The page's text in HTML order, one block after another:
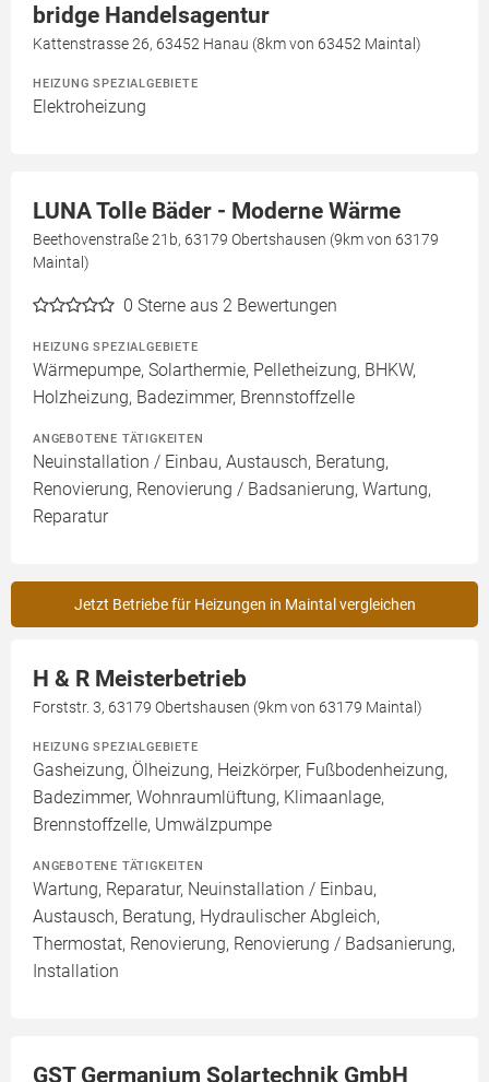
bridge Handelsagentur
Kattenstrasse 26, 63452 Hanau (8km von 63452 Maintal)
HEIZUNG SPEZIALGEBIETE
Elektroheizung
LUNA Tolle Bäder - Moderne Wärme
Beethovenstraße 21b, 63179 Obertshausen (9km von 63179
Maintal)
0 Sterne aus 2 Bewertungen
HEIZUNG SPEZIALGEBIETE
Wärmepumpe, Solarthermie, Pelletheizung, BHKW,
Holzheizung, Badezimmer, Brennstoffzelle
ANGEBOTENE TÄTIGKEITEN
Neuinstallation / Einbau, Austausch, Beratung,
Renovierung, Renovierung / Badsanierung, Wartung,
Reparatur
Jetzt Betriebe für Heizungen in Maintal vergleichen
H & R Meisterbetrieb
Forststr. 3, 63179 Obertshausen (9km von 63179 Maintal)
HEIZUNG SPEZIALGEBIETE
Gasheizung, Ölheizung, Heizkörper, Fußbodenheizung,
Badezimmer, Wohnraumlüftung, Klimaanlage,
Brennstoffzelle, Umwälzpumpe
ANGEBOTENE TÄTIGKEITEN
Wartung, Reparatur, Neuinstallation / Einbau,
Austausch, Beratung, Hydraulischer Abgleich,
Thermostat, Renovierung, Renovierung / Badsanierung,
Installation
GST Germanium Solartechnik GmbH